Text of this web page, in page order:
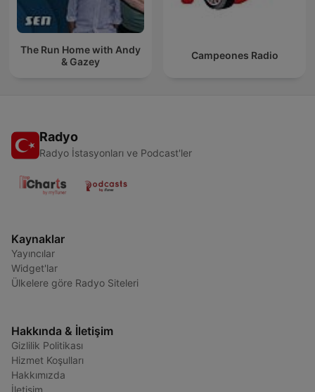
The Run Home with Andy
& Gazey
Campeones Radio
Radyo
Radyo İstasyonları ve Podcast'ler
Kaynaklar
Yayıncılar
Widget'lar
Ülkelere göre Radyo Siteleri
Hakkında & İletişim
Gizlilik Politikası
Hizmet Koşulları
Hakkımızda